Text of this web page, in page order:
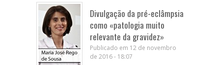
Divulgação da pré-eclâmpsia
como «patologia muito
relevante da gravidez»
Publicado em 12 de novembro
de 2016 - 18:07